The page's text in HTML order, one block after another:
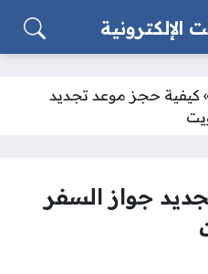
الإلكترونية
كيفية حجز موعد تجديد
جواز السفر